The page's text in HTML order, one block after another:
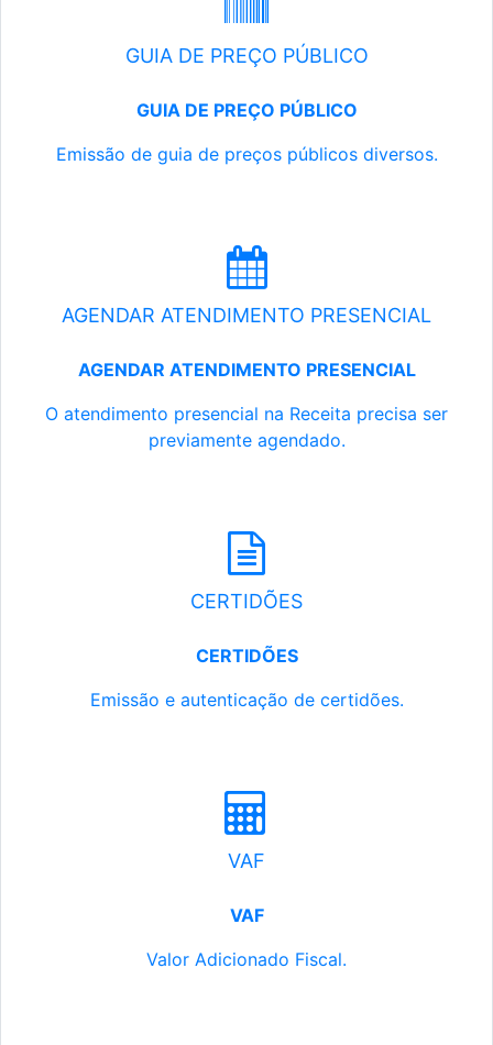
GUIA DE PREÇO PÚBLICO
GUIA DE PREÇO PÚBLICO
Emissão de guia de preços públicos diversos.
AGENDAR ATENDIMENTO PRESENCIAL
AGENDAR ATENDIMENTO PRESENCIAL
O atendimento presencial na Receita precisa ser
previamente agendado.
CERTIDÕES
CERTIDÕES
Emissão e autenticação de certidões.
VAF
VAF
Valor Adicionado Fiscal.